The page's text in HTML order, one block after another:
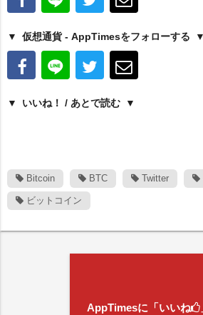
仮想通貨 - AppTimesをフォローする
いいね！ / あとで読む
Bitcoin BTC Twitter
ビットコイン
AppTimesに「いいね